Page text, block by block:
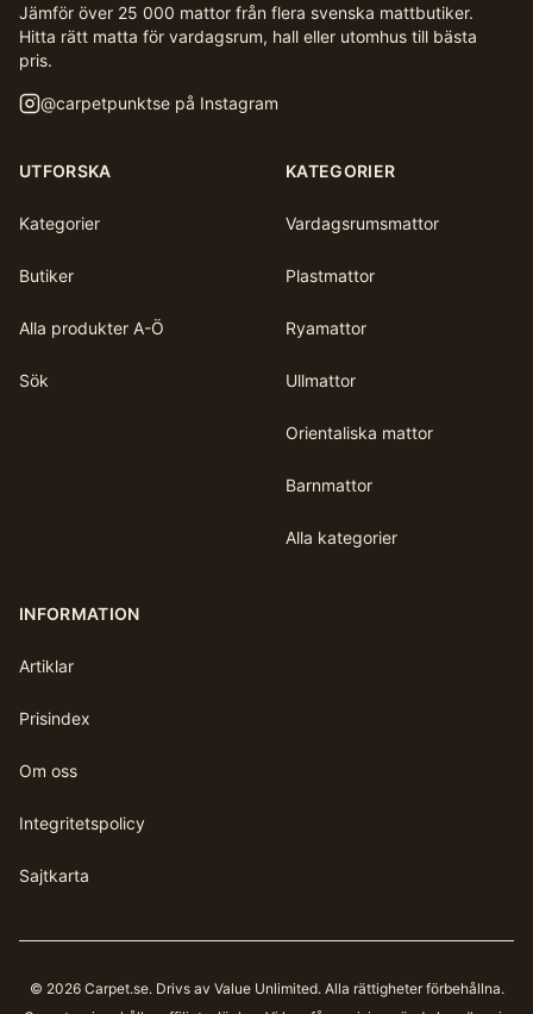
Jämför över 25 000 mattor från flera svenska mattbutiker.
Hitta rätt matta för vardagsrum, hall eller utomhus till bästa
pris.
@carpetpunktse på Instagram
UTFORSKA
Kategorier
Butiker
Alla produkter A-Ö
Sök
KATEGORIER
Vardagsrumsmattor
Plastmattor
Ryamattor
Ullmattor
Orientaliska mattor
Barnmattor
Alla kategorier
INFORMATION
Artiklar
Prisindex
Om oss
Integritetspolicy
Sajtkarta
© 2026 Carpet.se. Drivs av Value Unlimited. Alla rättigheter förbehållna.